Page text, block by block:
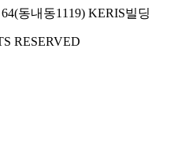
동내동1119) KERIS빌딩
RESERVED